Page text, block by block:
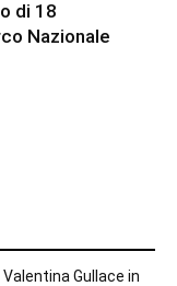
di 18
Nazionale
Gullace in